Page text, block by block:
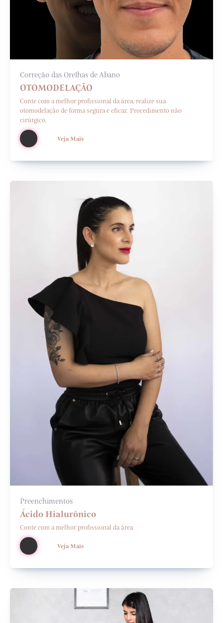
Correção das Orelhas de Abano
OTOMODELAÇÃO
Conte com a melhor profissional da área, realize sua
otomodelação de forma segura e eficaz. Procedimento não
cirúrgico.
Veja Mais
Preenchimentos
Ácido Hialurônico
Conte com a melhor profissional da área.
Veja Mais